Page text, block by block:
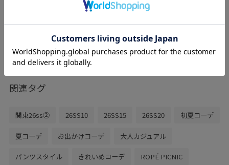
付きました。
軽量素材なので、荷物をたくさん入れて
関連タグ
関東26ss② 26SS10 26SS15 26SS20 初夏コーデ
夏コーデ お出かけコーデ 大人カジュアル
パンツスタイル きれいめコーデ ROPÉ PICNIC